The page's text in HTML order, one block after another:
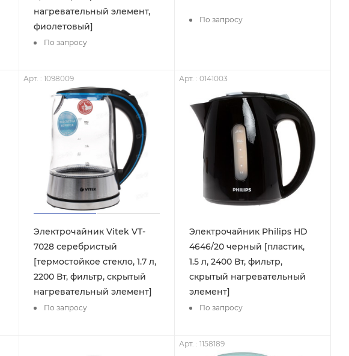
нагревательный элемент,
фиолетовый]
По запросу
По запросу
Арт. : 1098009
Электрочайник Vitek VT-
7028 серебристый
[термостойкое стекло, 1.7 л,
2200 Вт, фильтр, скрытый
нагревательный элемент]
По запросу
Арт. : 0141003
Электрочайник Philips HD
4646/20 черный [пластик,
1.5 л, 2400 Вт, фильтр,
скрытый нагревательный
элемент]
По запросу
Арт. : 1158189